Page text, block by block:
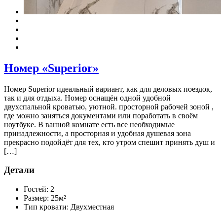
Номер «Superior»
Номер Superior идеальный вариант, как для деловых поездок,
так и для отдыха. Номер оснащён одной удобной
двухспальной кроватью, уютной. просторной рабочей зоной ,
где можно заняться документами или поработать в своём
ноутбуке. В ванной комнате есть все необходимые
принадлежности, а просторная и удобная душевая зона
прекрасно подойдёт для тех, кто утром спешит принять душ и
[…]
Детали
Гостей: 2
Размер: 25м²
Тип кровати: Двухместная